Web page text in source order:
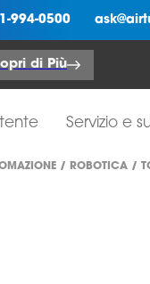
994-0500
di Più
Servizio e
/ ROBOTICA /